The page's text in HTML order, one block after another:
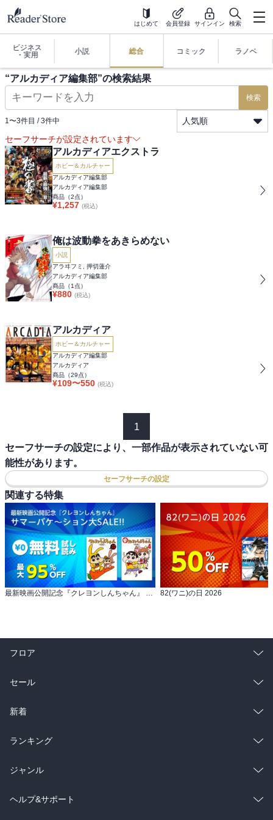
はじめて 会員登録 サインイン 検索
ビジネス
・実用
小説 総合 コミック ラノベ
“アルカディア編集部”の検索結果
検索
1〜3件目 / 3件中
人気順
セーフサーチが設定されています
アルカディアエクストラ
ホビー＆カルチャー
アルカディア編集部
アルカディア編集部
商品（2点）
¥1,257 (税込)
俺は波動拳をあきらめない
小説
アラヰフミ, 押切蓮介
アルカディア編集部
商品（1 点）
¥880 (税込)
アルカディア
ホビー＆カルチャー
アルカディア編集部
アルカディア
商品（29点）
¥109〜550 (税込)
1
セーフサーチの設定により、一部作品が表示されていない可
能性があります。
セーフサーチの設定
関連する特集
最新映画公開記念『クレヨンしんちゃん』 サマーバケ～ション大SALE!! 82(ワニ)の日 2026
フロア
総合
ラノベ
雑誌・グラビア
BL・TL
セール
総合
ラノベ
雑誌・グラビア
BL・TL
新着
総合
ラノベ
雑誌・グラビア
ランキング
総合
ラノベ
ジャンル
コミック
ヘルプ&サポート